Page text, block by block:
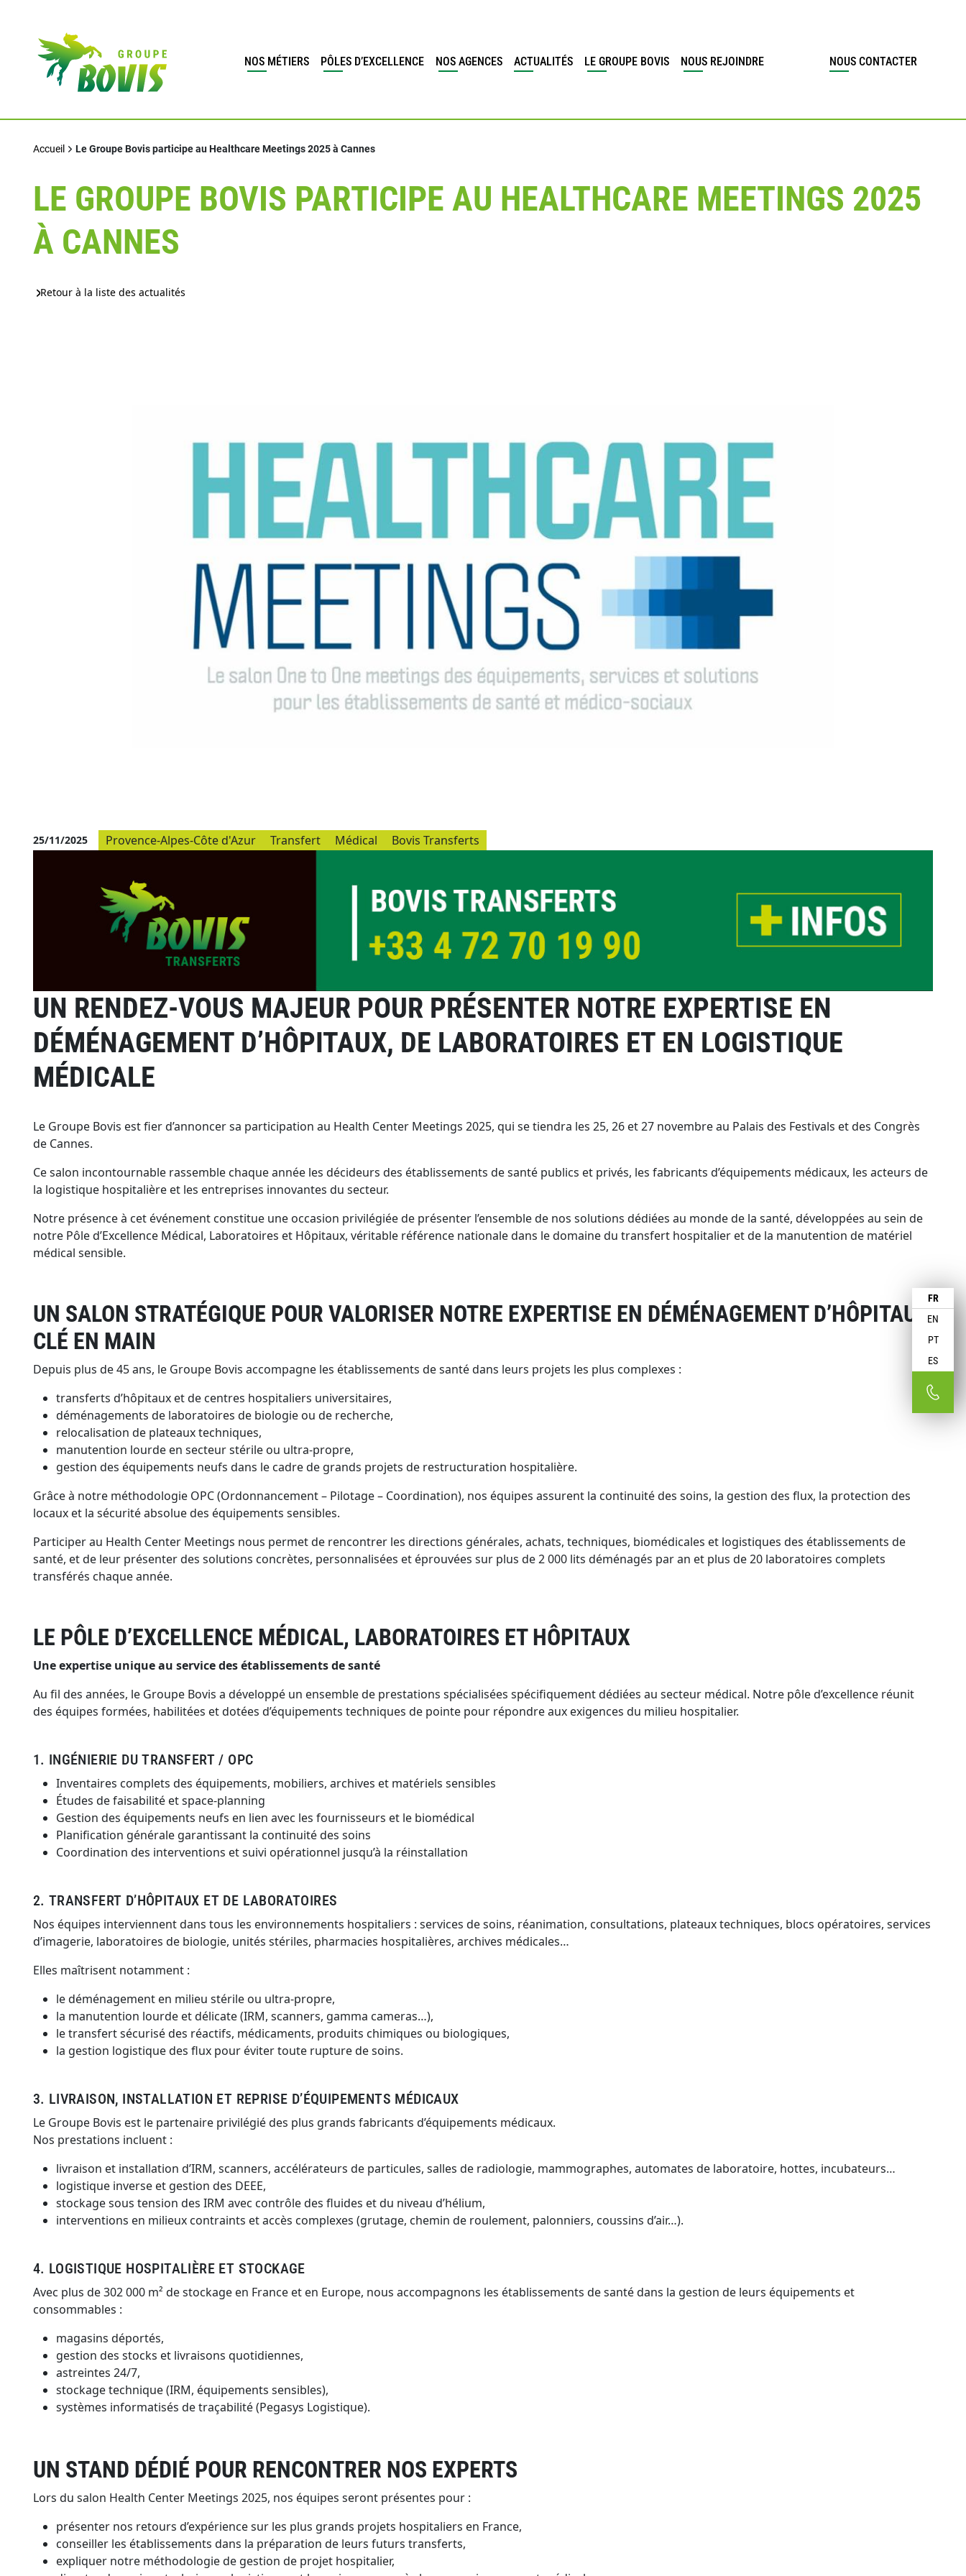
NOS MÉTIERS PÔLES D’EXCELLENCE NOS AGENCES ACTUALITÉS LE GROUPE BOVIS NOUS REJOINDRE NOUS CONTACTER
Accueil Le Groupe Bovis participe au Healthcare Meetings 2025 à Cannes
LE GROUPE BOVIS PARTICIPE AU HEALTHCARE MEETINGS 2025
À CANNES
FR
EN
PT
ES
Retour à la liste des actualités
25/11/2025 Provence-Alpes-Côte d'Azur Transfert Médical Bovis Transferts
UN RENDEZ-VOUS MAJEUR POUR PRÉSENTER NOTRE EXPERTISE EN
DÉMÉNAGEMENT D’HÔPITAUX, DE LABORATOIRES ET EN LOGISTIQUE
MÉDICALE
Le Groupe Bovis est fier d’annoncer sa participation au Health Center Meetings 2025, qui se tiendra les 25, 26 et 27 novembre au Palais des Festivals et des Congrès
de Cannes.
Ce salon incontournable rassemble chaque année les décideurs des établissements de santé publics et privés, les fabricants d’équipements médicaux, les acteurs de
la logistique hospitalière et les entreprises innovantes du secteur.
Notre présence à cet événement constitue une occasion privilégiée de présenter l’ensemble de nos solutions dédiées au monde de la santé, développées au sein de
notre Pôle d’Excellence Médical, Laboratoires et Hôpitaux, véritable référence nationale dans le domaine du transfert hospitalier et de la manutention de matériel
médical sensible.
UN SALON STRATÉGIQUE POUR VALORISER NOTRE EXPERTISE EN DÉMÉNAGEMENT D’HÔPITAUX
CLÉ EN MAIN
Depuis plus de 45 ans, le Groupe Bovis accompagne les établissements de santé dans leurs projets les plus complexes :
transferts d’hôpitaux et de centres hospitaliers universitaires,
déménagements de laboratoires de biologie ou de recherche,
relocalisation de plateaux techniques,
manutention lourde en secteur stérile ou ultra-propre,
gestion des équipements neufs dans le cadre de grands projets de restructuration hospitalière.
Grâce à notre méthodologie OPC (Ordonnancement – Pilotage – Coordination), nos équipes assurent la continuité des soins, la gestion des flux, la protection des
locaux et la sécurité absolue des équipements sensibles.
Participer au Health Center Meetings nous permet de rencontrer les directions générales, achats, techniques, biomédicales et logistiques des établissements de
santé, et de leur présenter des solutions concrètes, personnalisées et éprouvées sur plus de 2 000 lits déménagés par an et plus de 20 laboratoires complets
transférés chaque année.
LE PÔLE D’EXCELLENCE MÉDICAL, LABORATOIRES ET HÔPITAUX
Une expertise unique au service des établissements de santé
Au fil des années, le Groupe Bovis a développé un ensemble de prestations spécialisées spécifiquement dédiées au secteur médical. Notre pôle d’excellence réunit
des équipes formées, habilitées et dotées d’équipements techniques de pointe pour répondre aux exigences du milieu hospitalier.
1. INGÉNIERIE DU TRANSFERT / OPC
Inventaires complets des équipements, mobiliers, archives et matériels sensibles
Études de faisabilité et space-planning
Gestion des équipements neufs en lien avec les fournisseurs et le biomédical
Planification générale garantissant la continuité des soins
Coordination des interventions et suivi opérationnel jusqu’à la réinstallation
2. TRANSFERT D’HÔPITAUX ET DE LABORATOIRES
Nos équipes interviennent dans tous les environnements hospitaliers : services de soins, réanimation, consultations, plateaux techniques, blocs opératoires, services
d’imagerie, laboratoires de biologie, unités stériles, pharmacies hospitalières, archives médicales…
Elles maîtrisent notamment :
le déménagement en milieu stérile ou ultra-propre,
la manutention lourde et délicate (IRM, scanners, gamma cameras…),
le transfert sécurisé des réactifs, médicaments, produits chimiques ou biologiques,
la gestion logistique des flux pour éviter toute rupture de soins.
3. LIVRAISON, INSTALLATION ET REPRISE D’ÉQUIPEMENTS MÉDICAUX
Le Groupe Bovis est le partenaire privilégié des plus grands fabricants d’équipements médicaux.
Nos prestations incluent :
livraison et installation d’IRM, scanners, accélérateurs de particules, salles de radiologie, mammographes, automates de laboratoire, hottes, incubateurs…
logistique inverse et gestion des DEEE,
stockage sous tension des IRM avec contrôle des fluides et du niveau d’hélium,
interventions en milieux contraints et accès complexes (grutage, chemin de roulement, palonniers, coussins d’air…).
4. LOGISTIQUE HOSPITALIÈRE ET STOCKAGE
Avec plus de 302 000 m² de stockage en France et en Europe, nous accompagnons les établissements de santé dans la gestion de leurs équipements et
consommables :
magasins déportés,
gestion des stocks et livraisons quotidiennes,
astreintes 24/7,
stockage technique (IRM, équipements sensibles),
systèmes informatisés de traçabilité (Pegasys Logistique).
UN STAND DÉDIÉ POUR RENCONTRER NOS EXPERTS
Lors du salon Health Center Meetings 2025, nos équipes seront présentes pour :
présenter nos retours d’expérience sur les plus grands projets hospitaliers en France,
conseiller les établissements dans la préparation de leurs futurs transferts,
expliquer notre méthodologie de gestion de projet hospitalier,